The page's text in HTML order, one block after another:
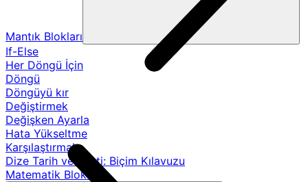
Mantık Blokları
If-Else
Her Döngü İçin
Döngü
Döngüyü kır
Değiştirmek
Değişken Ayarla
Hata Yükseltme
Karşılaştırmak
Dize Tarih ve Saati: Biçim Kılavuzu
Matematik Blokları